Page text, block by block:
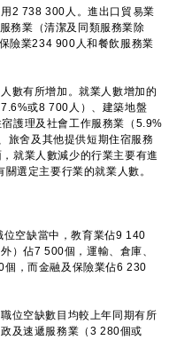
2 738 300人。進出口貿易業
務業（清潔及同類服務業除
險業234 900人和餐飲服務業
有所增加。就業人數增加的
或8 700人）、建築地盤
護理及社會工作服務業（5.9%
旅舍及其他提供短期住宿服務
就業人數減少的行業主要有進
選定主要行業的就業人數。
空缺當中，教育業佔9 140
）佔7 500個，運輸、倉庫、
，而金融及保險業佔6 230
空缺數目均較上年同期有所
及速遞服務業（3 280個或